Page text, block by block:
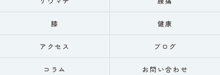
膝 健康
アクセス ブログ
コラム お問い合わせ